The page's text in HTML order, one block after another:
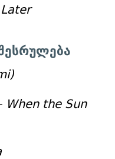
When the Sun